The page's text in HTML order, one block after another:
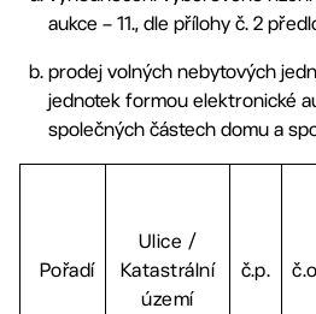
aukce – 11., dle přílohy č. 2
prodej volných nebytových
jednotek formou elektronické
společných částech domu a
Pořadí
Ulice /
Katastrální
území
č.p.